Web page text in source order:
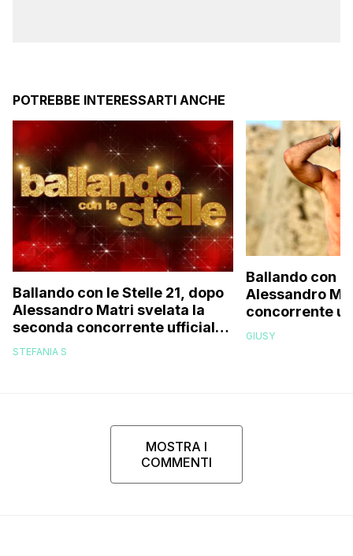
POTREBBE INTERESSARTI ANCHE
Ballando con le Stelle 21, dopo
Alessandro Matri svelata la
seconda concorrente ufficiale:
il video
STEFANIA S
Ballando con
Alessandro
concorrente
GIUSY
MOSTRA I
COMMENTI